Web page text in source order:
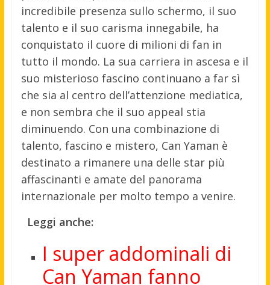
incredibile presenza sullo schermo, il suo
talento e il suo carisma innegabile, ha
conquistato il cuore di milioni di fan in
tutto il mondo. La sua carriera in ascesa e il
suo misterioso fascino continuano a far sì
che sia al centro dell’attenzione mediatica,
e non sembra che il suo appeal stia
diminuendo. Con una combinazione di
talento, fascino e mistero, Can Yaman è
destinato a rimanere una delle star più
affascinanti e amate del panorama
internazionale per molto tempo a venire.
Leggi anche:
I super addominali di
Can Yaman fanno